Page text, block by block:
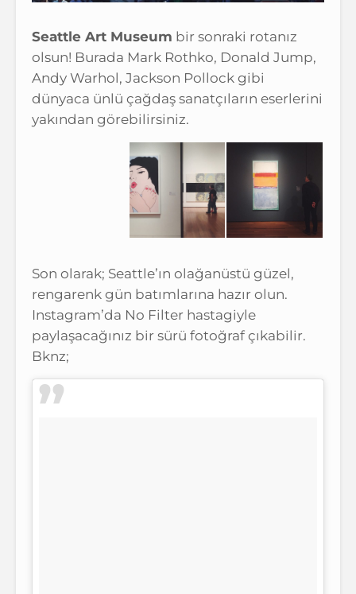
Seattle Art Museum bir sonraki rotanız
olsun! Burada Mark Rothko, Donald Jump,
Andy Warhol, Jackson Pollock gibi
dünyaca ünlü çağdaş sanatçıların eserlerini
yakından görebilirsiniz.
Son olarak; Seattle’ın olağanüstü güzel,
rengarenk gün batımlarına hazır olun.
Instagram’da No Filter hastagiyle
paylaşacağınız bir sürü fotoğraf çıkabilir.
Bknz;